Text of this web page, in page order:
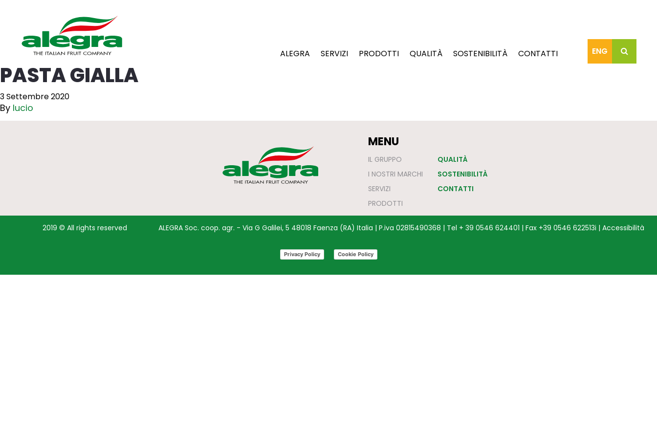
ALEGRA SERVIZI PRODOTTI QUALITÀ SOSTENIBILITÀ CONTATTI ENG
PASTA GIALLA
3 Settembre 2020
By lucio
MENU
IL GRUPPO
I NOSTRI MARCHI
SERVIZI
PRODOTTI
QUALITÀ
SOSTENIBILITÀ
CONTATTI
2019 © All rights reserved ALEGRA Soc. coop. agr. - Via G Galilei, 5 48018 Faenza (RA) Italia | P.iva 02815490368 | Tel + 39 0546 624401 | Fax +39 0546 622513i | Accessibilità
Privacy Policy Cookie Policy